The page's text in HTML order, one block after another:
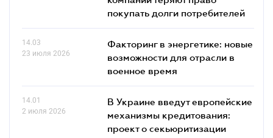
покупать долги потребителей
14.03
23 июля 2026
Факторинг в энергетике: новые
возможности для отрасли в
военное время
14.01
2 июля 2026
В Украине введут европейские
механизмы кредитования:
проект о секьюритизации